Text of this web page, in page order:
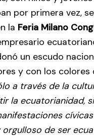
por primera vez, se
la Feria Milano
un escudo
y con los colores
a través de la
la ecuatorianidad,
de ser